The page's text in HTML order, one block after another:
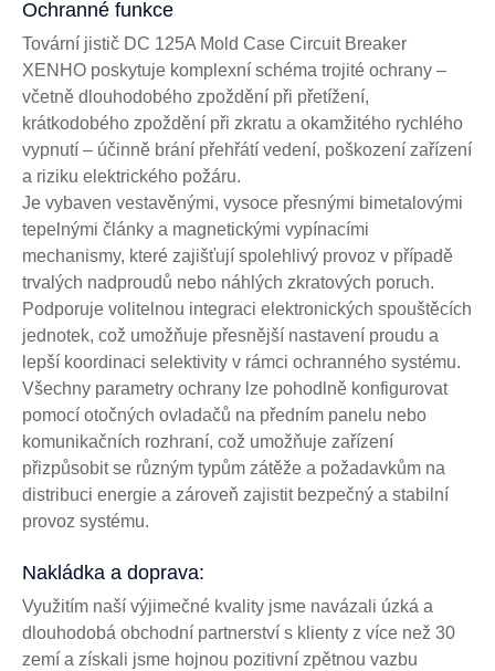
Ochranné funkce
Tovární jistič DC 125A Mold Case Circuit Breaker
XENHO poskytuje komplexní schéma trojité ochrany –
včetně dlouhodobého zpoždění při přetížení,
krátkodobého zpoždění při zkratu a okamžitého rychlého
vypnutí – účinně brání přehřátí vedení, poškození zařízení
a riziku elektrického požáru.
Je vybaven vestavěnými, vysoce přesnými bimetalovými
tepelnými články a magnetickými vypínacími
mechanismy, které zajišťují spolehlivý provoz v případě
trvalých nadproudů nebo náhlých zkratových poruch.
Podporuje volitelnou integraci elektronických spouštěcích
jednotek, což umožňuje přesnější nastavení proudu a
lepší koordinaci selektivity v rámci ochranného systému.
Všechny parametry ochrany lze pohodlně konfigurovat
pomocí otočných ovladačů na předním panelu nebo
komunikačních rozhraní, což umožňuje zařízení
přizpůsobit se různým typům zátěže a požadavkům na
distribuci energie a zároveň zajistit bezpečný a stabilní
provoz systému.
Nakládka a doprava:
Využitím naší výjimečné kvality jsme navázali úzká a
dlouhodobá obchodní partnerství s klienty z více než 30
zemí a získali jsme hojnou pozitivní zpětnou vazbu